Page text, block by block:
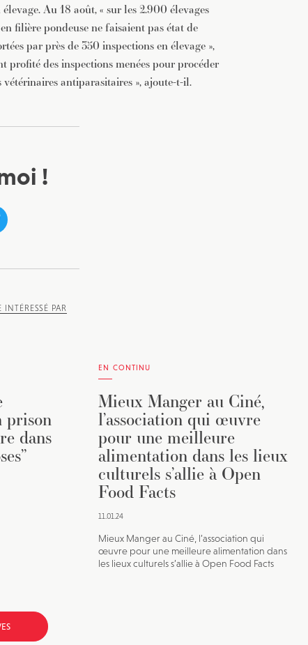
Au 18 août, « sur les 2.900 élevages
filière pondeuse ne faisaient pas état de
par près de 350 inspections en élevage »,
profité des inspections menées pour procéder
antiparasitaires », ajoute-t-il.
!
PAR
prison
dans
EN CONTINU
Mieux Manger au Ciné,
l’association qui œuvre
pour une meilleure
alimentation dans les lieux
culturels s’allie à Open
Food Facts
11.01.24
Mieux Manger au Ciné, l’association qui
œuvre pour une meilleure alimentation dans
les lieux culturels s’allie à Open Food Facts